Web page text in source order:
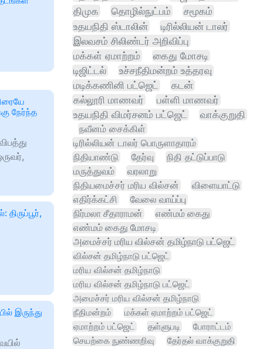
நேர்ந்த
இருந்து
திமுக
தொழில்நுட்பம்
சமூகம்
உதயநிதி ஸ்டாலின்
டிரில்லியன் டாலர்
இலவசம் சிலிண்டர் அறிவிப்பு
மக்கள் ஏமாற்றம்
கைது மோசடி
டிஜிட்டல்
உச்சநீதிமன்றம் உத்தரவு
மடிக்கணினி பட்ஜெட்
கடன்
கல்லூரி மாணவர்
பள்ளி மாணவர்
உதயநிதி விமர்சனம் பட்ஜெட்
வாக்குறுதி
நவீனம் சைக்கிள்
டிரில்லியன் டாலர் பொருளாதாரம்
நிதியாண்டு
தேர்வு
நிதி தட்டுப்பாடு
மருத்துவம்
வரலாறு
நிதியமைச்சர் மரிய வில்சன்
விளையாட்டு
எதிர்க்கட்சி
வேலை வாய்ப்பு
நிர்மலா சீதாராமன்
எண்மம் கைது
எண்மம் கைது மோசடி
அமைச்சர் மரிய வில்சன் தமிழ்நாடு பட்ஜெட்
வில்சன் தமிழ்நாடு பட்ஜெட்
மரிய வில்சன் தமிழ்நாடு
மரிய வில்சன் தமிழ்நாடு பட்ஜெட்
அமைச்சர் மரிய வில்சன் தமிழ்நாடு
நீதிமன்றம்
மக்கள் ஏமாற்றம் பட்ஜெட்
ஏமாற்றம் பட்ஜெட்
தள்ளுபடி போராட்டம்
செயற்கை நுண்ணறிவு
தேர்தல் வாக்குறுதி